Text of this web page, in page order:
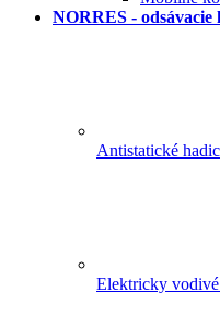
NORRES - odsávacie
Antistatické
Elektricky